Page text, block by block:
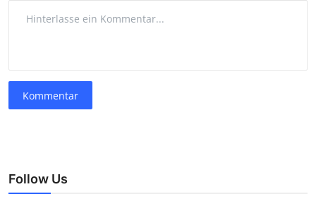
Kommentar
Follow Us